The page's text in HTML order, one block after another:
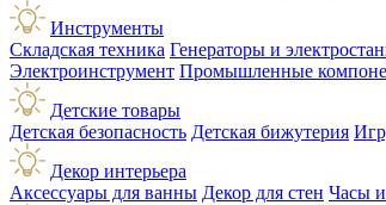
Инструменты
Складская техника Генераторы и
Электроинструмент Промышленные
Детские товары
Детская безопасность Детская бижутерия
Декор интерьера
Аксессуары для ванны Декор для стен Часы